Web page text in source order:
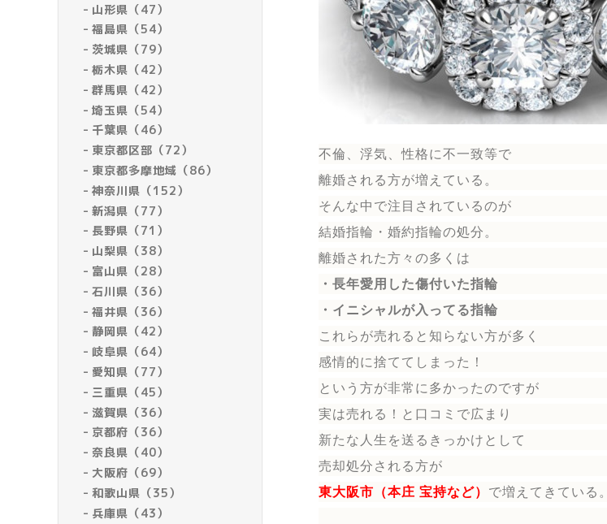
山形県（47）
福島県（54）
茨城県（79）
栃木県（42）
群馬県（42）
埼玉県（54）
千葉県（46）
東京都区部（72）
東京都多摩地域（86）
神奈川県（152）
新潟県（77）
長野県（71）
山梨県（38）
富山県（28）
石川県（36）
福井県（36）
静岡県（42）
岐阜県（64）
愛知県（77）
三重県（45）
滋賀県（36）
京都府（36）
奈良県（40）
大阪府（69）
和歌山県（35）
兵庫県（43）
不倫、浮気、性格に不一致等で
離婚される方が増えている。
そんな中で注目されているのが
結婚指輪 ・婚約指輪の処分。
離婚された方々の多くは
・長年愛用した傷付いた指輪
・イニシャルが入ってる指輪
これらが売れると知らない方が多く
感情的に捨ててしまった！
という方が非常に多かったのですが
実は売れる！と口コミで広まり
新たな人生を送る きっかけとして
売却処分される方が
東大阪市（本庄 宝持など） で増えてきている。